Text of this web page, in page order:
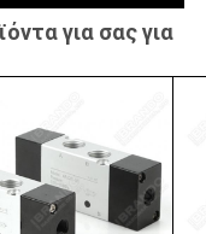
για σας για